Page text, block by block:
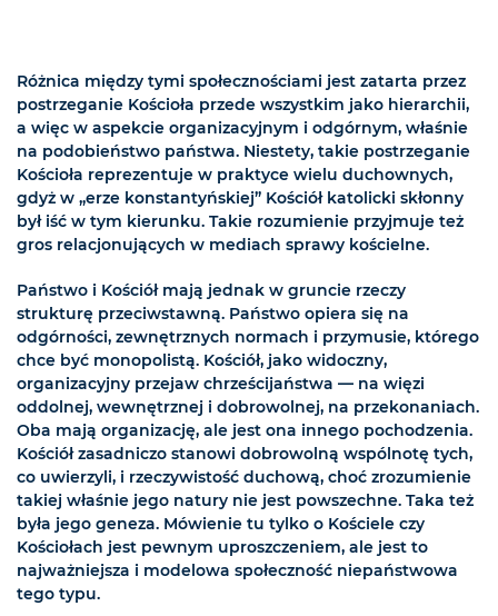
Różnica między tymi społecznościami jest zatarta przez
postrzeganie Kościoła przede wszystkim jako hierarchii,
a więc w aspekcie organizacyjnym i odgórnym, właśnie
na podobieństwo państwa. Niestety, takie postrzeganie
Kościoła reprezentuje w praktyce wielu duchownych,
gdyż w „erze konstantyńskiej” Kościół katolicki skłonny
był iść w tym kierunku. Takie rozumienie przyjmuje też
gros relacjonujących w mediach sprawy kościelne.
Państwo i Kościół mają jednak w gruncie rzeczy
strukturę przeciwstawną. Państwo opiera się na
odgórności, zewnętrznych normach i przymusie, którego
chce być monopolistą. Kościół, jako widoczny,
organizacyjny przejaw chrześcijaństwa — na więzi
oddolnej, wewnętrznej i dobrowolnej, na przekonaniach.
Oba mają organizację, ale jest ona innego pochodzenia.
Kościół zasadniczo stanowi dobrowolną wspólnotę tych,
co uwierzyli, i rzeczywistość duchową, choć zrozumienie
takiej właśnie jego natury nie jest powszechne. Taka też
była jego geneza. Mówienie tu tylko o Kościele czy
Kościołach jest pewnym uproszczeniem, ale jest to
najważniejsza i modelowa społeczność niepaństwowa
tego typu.